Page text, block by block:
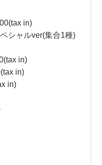
in)
シャルver(集合1種)
in)
in)
in)